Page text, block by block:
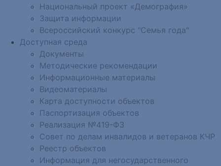
Национальный проект «Демография»
Защита информации
Всероссийский конкурс "Семья года"
Доступная среда
Документы
Методические рекомендации
Информационные материалы
Видеоматериалы
Карта доступности объектов
Паспортизация объектов
Реализация №419-ФЗ
Совет по делам инвалидов и ветеранов КЧР
Реестр объектов
Информация для негосударственного